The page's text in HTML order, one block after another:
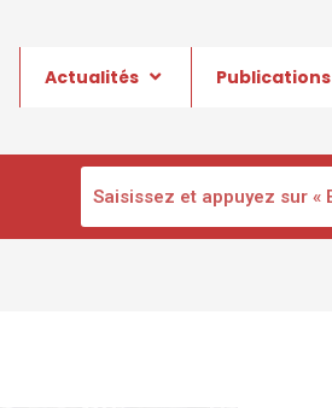
Actualités Publications